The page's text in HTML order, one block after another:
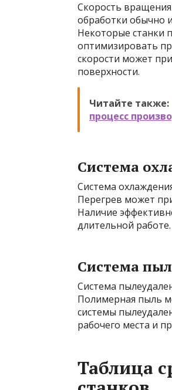
Скорость вращения
обработки обычно
Некоторые станки
оптимизировать
скорости может
поверхности.
Читайте также:
процесс
Система
Система
Перегрев может
Наличие
длительной работе.
Система
Система
Полимерная пыль
системы
рабочего места и
Таблица